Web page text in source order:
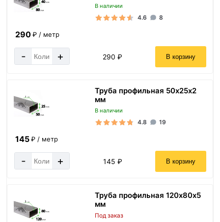
В наличии
4.6 8
290₽ / метр
- + 290 ₽ В корзину
Труба профильная 50х25х2
мм
В наличии
4.8 19
145₽ / метр
- + 145 ₽ В корзину
Труба профильная 120х80х5
мм
Под заказ